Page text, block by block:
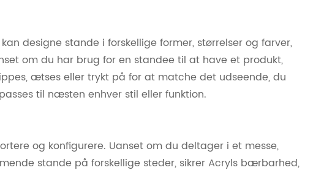
designe stande i forskellige former, størrelser og farver,
om du har brug for en standee til at have et produkt,
ætses eller trykt på for at matche det udseende, du
til næsten enhver stil eller funktion.
og konfigurere. Uanset om du deltager i et messe,
stande på forskellige steder, sikrer Acryls bærbarhed,